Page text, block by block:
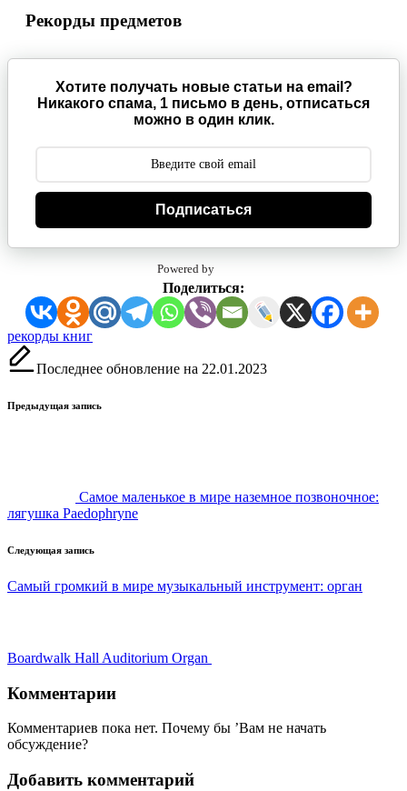
Рекорды предметов
Хотите получать новые статьи на email?
Никакого спама, 1 письмо в день, отписаться
можно в один клик.
Подписаться
Powered by
Поделиться:
Метки:
рекорды книг
Последнее обновление на 22.01.2023
Навигация
Предыдущая запись
Самое маленькое в мире наземное позвоночное:
лягушка Paedophryne
Следующая запись
Самый громкий в мире музыкальный инструмент: орган
Boardwalk Hall Auditorium Organ
Комментарии
Комментариев пока нет. Почему бы ’Вам не начать
обсуждение?
Добавить комментарий